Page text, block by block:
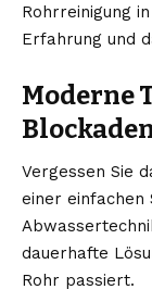
Rohrreinigung
Erfahrung und
Moderne
Vergessen Sie
einer einfachen
dauerhafte
Rohr passiert.